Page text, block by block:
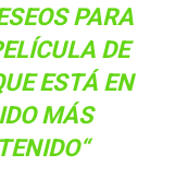
PARA
DE
ESTÁ EN
MÁS
“